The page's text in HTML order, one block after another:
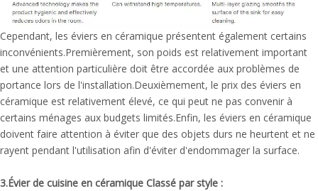
Cependant, les éviers en céramique présentent également certains
inconvénients.Premièrement, son poids est relativement important
et une attention particulière doit être accordée aux problèmes de
portance lors de l'installation.Deuxièmement, le prix des éviers en
céramique est relativement élevé, ce qui peut ne pas convenir à
certains ménages aux budgets limités.Enfin, les éviers en céramique
doivent faire attention à éviter que des objets durs ne heurtent et ne
rayent pendant l'utilisation afin d'éviter d'endommager la surface.
3.Évier de cuisine en céramique Classé par style :